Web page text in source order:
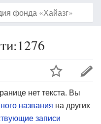
нет текста. Вы
названия на других
записи